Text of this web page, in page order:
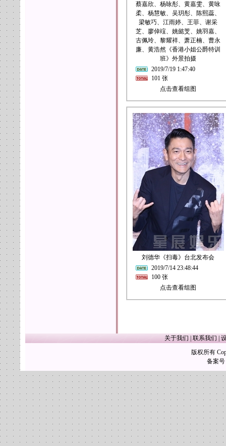
蔡嘉欣、杨咏彤、黄嘉雯、黄咏
柔、杨慧敏、吴玥彤、陈熙蕊、
梁敏巧、江雨婷、王菲、谢采
芝、廖倬竩、姚懿芠、姚羽嘉、
古佩玲、黎耀祥、萧正楠、曹永
廉、黄浩然《香港小姐公爵特训
班》外景拍摄
2019/7/19 1:47:40
101 张
点击查看组图
刘德华《扫毒》台北发布会
2019/7/14 23:48:44
100 张
点击查看组图
关于我们 联系我们
版权所有
备案号